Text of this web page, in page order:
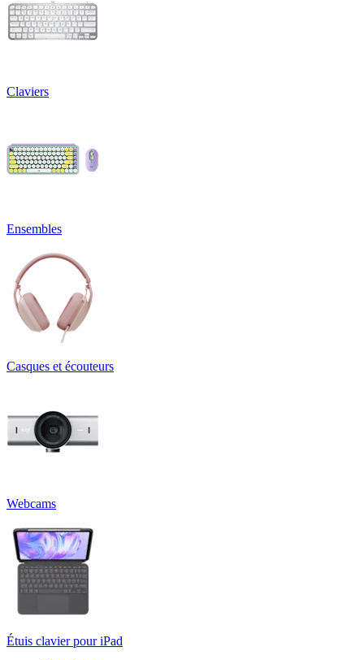
Claviers
Ensembles
Casques et écouteurs
Webcams
Étuis clavier pour iPad